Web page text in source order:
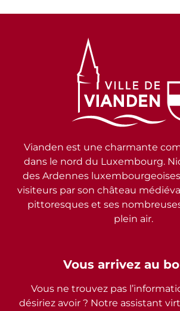
Vous arrivez au
Vous ne trouvez pas
désiriez avoir ? Notre assistant
Vianden est une charmante
dans le nord du Luxembourg.
des Ardennes
visiteurs par son château
pittoresques et ses
plein air.